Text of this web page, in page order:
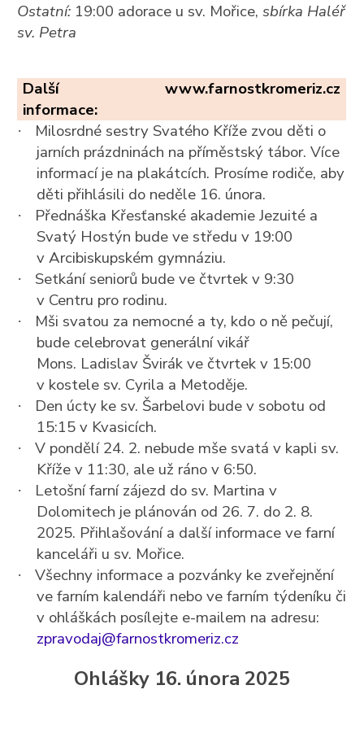
Ostatní: 19:00 adorace u sv. Mořice,sbírka Haléř
sv. Petra
Další
informace:
www.farnostkromeriz.cz
·
Milosrdné sestry Svatého Kříže zvou děti o
jarních prázdninách na příměstský tábor. Více
informací je na plakátcích. Prosíme rodiče, aby
děti přihlásili do neděle 16. února.
·
Přednáška Křesťanské akademie Jezuité a
Svatý Hostýn bude ve středu v 19:00
v Arcibiskupském gymnáziu.
·
Setkání seniorů bude ve čtvrtek v 9:30
v Centru pro rodinu.
·
Mši svatou za nemocné a ty, kdo o ně pečují,
bude celebrovat generální vikář
Mons. Ladislav Švirák ve čtvrtek v 15:00
v kostele sv. Cyrila a Metoděje.
·
Den úcty ke sv. Šarbelovi bude v sobotu od
15:15 v Kvasicích.
·
V pondělí 24. 2. nebude mše svatá v kapli sv.
Kříže v 11:30, ale už ráno v 6:50.
·
Letošní farní zájezd do sv. Martina v
Dolomitech je plánován od 26. 7. do 2. 8.
2025. Přihlašování a další informace ve farní
kanceláři u sv. Mořice.
·
Všechny informace a pozvánky ke zveřejnění
ve farním kalendáři nebo ve farním týdeníku či
v ohláškách posílejte e-mailem na adresu:
zpravodaj@farnostkromeriz.cz
Ohlášky 16. února 2025